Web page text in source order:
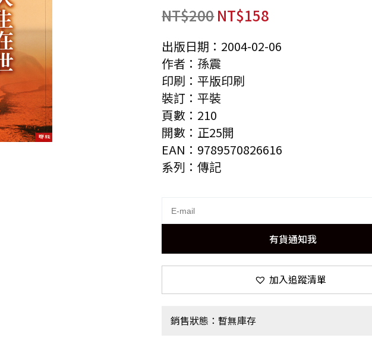
NT$200NT$158
出版日期：2004-02-06
作者：孫震
印刷：平版印刷
裝訂：平裝
頁數：210
開數：正25開
EAN：9789570826616
系列：傳記
有貨通知我
加入追蹤清單
銷售狀態：暫無庫存